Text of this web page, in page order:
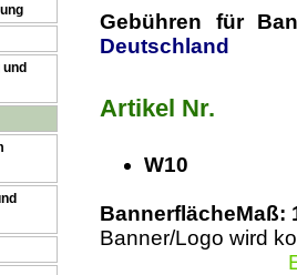
Gebühren für
Deutschland
Artikel Nr.
W10
BannerflächeMaß:
Banner/Logo wird